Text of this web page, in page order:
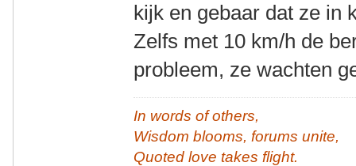
kijk en gebaar dat ze in
Zelfs met 10 km/h de
probleem, ze wachten
In words of others,
Wisdom blooms, forums unite,
Quoted love takes flight.